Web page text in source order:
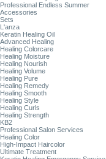
Professional Endless Summer
Accessories
Sets
L'anza
Keratin Healing Oil
Advanced Healing
Healing Colorcare
Healing Moisture
Healing Nourish
Healing Volume
Healing Pure
Healing Remedy
Healing Smooth
Healing Style
Healing Curls
Healing Strength
KB2
Professional Salon Services
Healing Color
High-Impact Haircolor
Ultimate Treatment